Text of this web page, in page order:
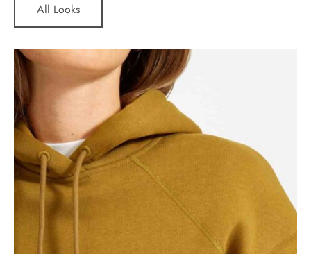
All Looks